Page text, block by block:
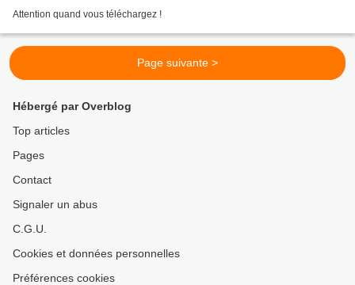
Attention quand vous téléchargez !
Page suivante >
Hébergé par Overblog
Top articles
Pages
Contact
Signaler un abus
C.G.U.
Cookies et données personnelles
Préférences cookies